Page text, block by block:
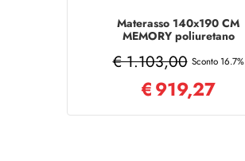
Materasso 140x190 CM
MEMORY poliuretano
€ 1.103,00 Sconto 16.7%
€919,27